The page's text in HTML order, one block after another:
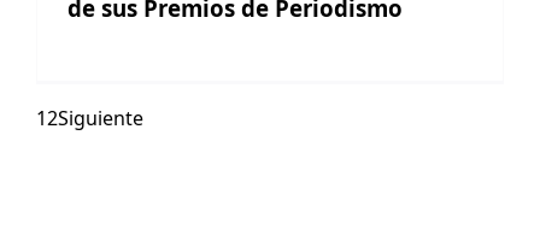
de sus Premios de Periodismo
12Siguiente